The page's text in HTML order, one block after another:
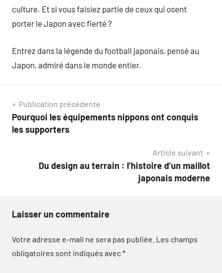
culture. Et si vous faisiez partie de ceux qui osent
porter le Japon avec fierté ?
Entrez dans la légende du football japonais, pensé au
Japon, admiré dans le monde entier.
Navigation
de
Publication précédente
Pourquoi les équipements nippons ont conquis
les supporters
Article suivant
Du design au terrain : l’histoire d’un maillot
japonais moderne
Laisser un commentaire
Votre adresse e-mail ne sera pas publiée. Les champs
obligatoires sont indiqués avec*